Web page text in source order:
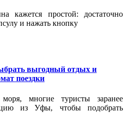
кажется простой: достаточно
и нажать кнопку
выгодный отдых и
поездки
многие туристы заранее
из Уфы, чтобы подобрать